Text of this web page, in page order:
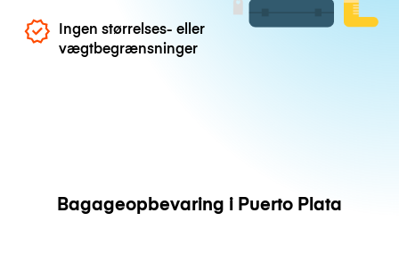
Ingen størrelses- eller
vægtbegrænsninger
Bagageopbevaring i Puerto Plata